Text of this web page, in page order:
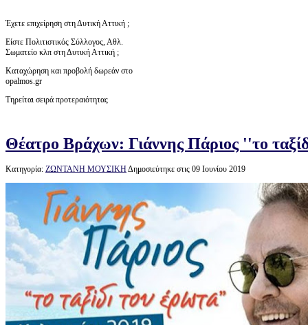
Έχετε επιχείρηση στη Δυτική Αττική ;
Είστε Πολιτιστικός Σύλλογος, Αθλ.
Σωματείο κλπ στη Δυτική Αττική ;
Καταχώρηση και προβολή δωρεάν στο
opalmos.gr
Τηρείται σειρά προτεραιότητας
Θέατρο Βράχων: Γιάννης Πάριος ''το
Κατηγορία: ΖΩΝΤΑΝΗ ΜΟΥΣΙΚΗΔημοσιεύτηκε στις 09 Ιουνίου 2019